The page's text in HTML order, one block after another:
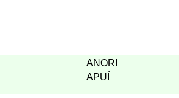
ANORI
APUÍ